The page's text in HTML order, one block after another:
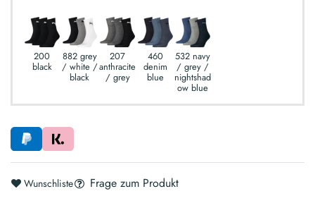
200
black
882 grey
/ white /
black
207
anthracite
/ grey
460
denim
blue
532 navy
/ grey /
nightshad
ow blue
Wunschliste Frage zum Produkt